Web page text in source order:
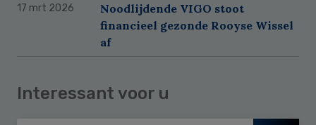
17 mrt 2026
Noodlijdende VIGO stoot
financieel gezonde Rooyse Wissel
af
Interessant voor u